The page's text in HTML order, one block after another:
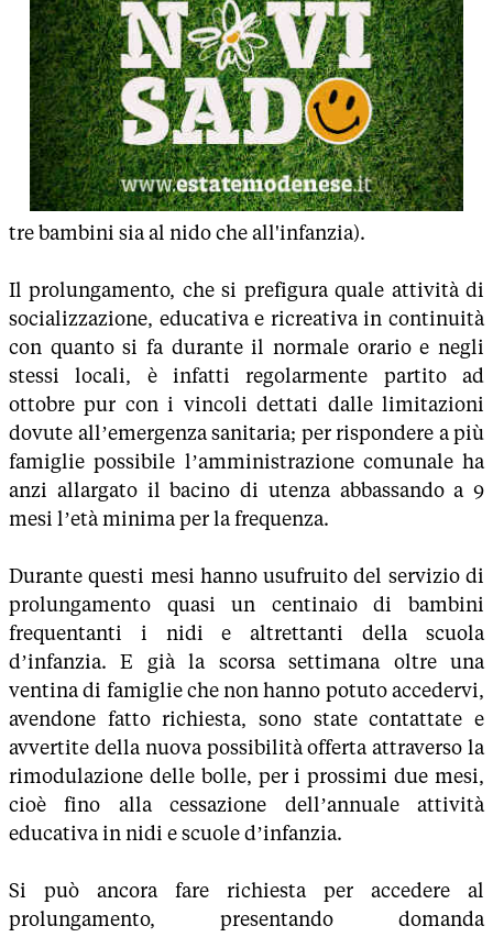
tre bambini sia al nido che all'infanzia).
Il prolungamento, che si prefigura quale attività di
socializzazione, educativa e ricreativa in continuità
con quanto si fa durante il normale orario e negli
stessi locali, è infatti regolarmente partito ad
ottobre pur con i vincoli dettati dalle limitazioni
dovute all’emergenza sanitaria; per rispondere a più
famiglie possibile l’amministrazione comunale ha
anzi allargato il bacino di utenza abbassando a 9
mesi l’età minima per la frequenza.
Durante questi mesi hanno usufruito del servizio di
prolungamento quasi un centinaio di bambini
frequentanti i nidi e altrettanti della scuola
d’infanzia. E già la scorsa settimana oltre una
ventina di famiglie che non hanno potuto accedervi,
avendone fatto richiesta, sono state contattate e
avvertite della nuova possibilità offerta attraverso la
rimodulazione delle bolle, per i prossimi due mesi,
cioè fino alla cessazione dell’annuale attività
educativa in nidi e scuole d’infanzia.
Si può ancora fare richiesta per accedere al
prolungamento, presentando domanda